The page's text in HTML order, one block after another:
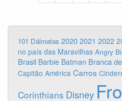
101 Dálmatas 2020 2021 2022
no país das Maravilhas Angry
Brasil Barbie Batman Branca
Capitão América Carros
Corinthians Disney